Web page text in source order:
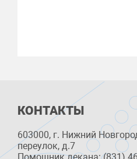
КОНТАКТЫ
603000, г. Нижний
переулок, д.7